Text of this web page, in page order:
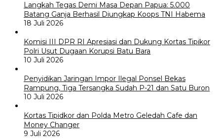
Langkah Tegas Demi Masa Depan Papua: 5.000
Batang Ganja Berhasil Diungkap Koops TNI Habema
18 Juli 2026
Komisi III DPR RI Apresiasi dan Dukung Kortas Tipikor
Polri Usut Dugaan Korupsi Batu Bara
10 Juli 2026
Penyidikan Jaringan Impor Ilegal Ponsel Bekas
Rampung, Tiga Tersangka Sudah P-21 dan Satu Buron
10 Juli 2026
Kortas Tipidkor dan Polda Metro Geledah Cafe dan
Money Changer
9 Juli 2026